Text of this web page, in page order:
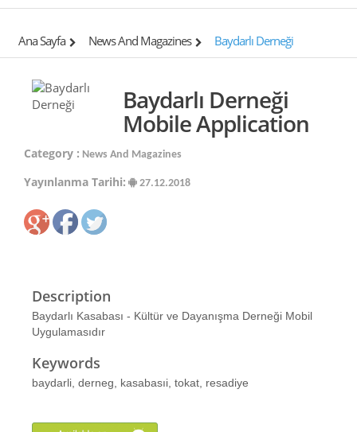
Ana Sayfa News And Magazines Baydarlı Derneği
Baydarlı Derneği
Mobile Application
Category : News And Magazines
Yayınlanma Tarihi: 27.12.2018
Description
Baydarlı Kasabası - Kültür ve Dayanışma Derneği Mobil
Uygulamasıdır
Keywords
baydarli, derneg, kasabasıi, tokat, resadiye